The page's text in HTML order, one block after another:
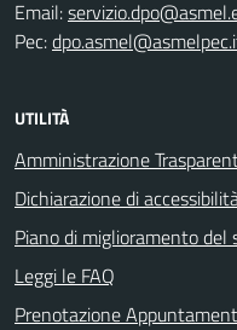
Email:
Pec:
UTILITÀ
Amministrazione
Dichiarazione di
Piano di miglioramento del
Leggi le FAQ
Prenotazione